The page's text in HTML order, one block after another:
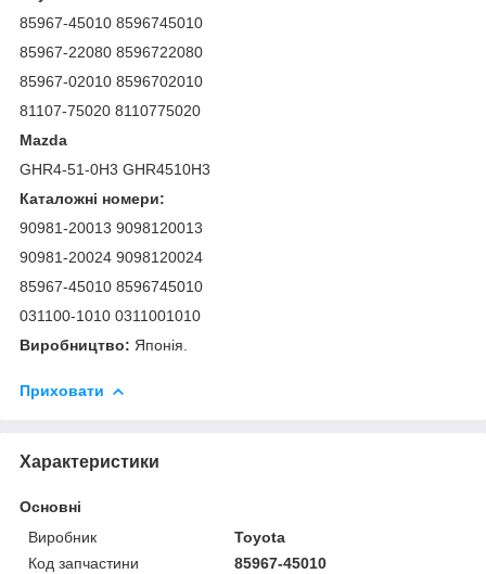
85967-45010 8596745010
85967-22080 8596722080
85967-02010 8596702010
81107-75020 8110775020
Mazda
GHR4-51-0H3 GHR4510H3
Каталожні номери:
90981-20013 9098120013
90981-20024 9098120024
85967-45010 8596745010
031100-1010 0311001010
Виробництво: Японія.
Приховати
Характеристики
Основні
Виробник
Toyota
Код запчастини
85967-45010